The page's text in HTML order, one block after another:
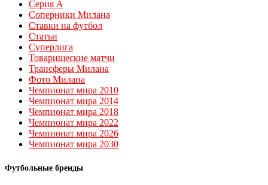
Серия А
Соперники Милана
Ставки на футбол
Статьи
Суперлига
Товарищеские матчи
Трансферы Милана
Фото Милана
Чемпионат мира 2010
Чемпионат мира 2014
Чемпионат мира 2018
Чемпионат мира 2022
Чемпионат мира 2026
Чемпионат мира 2030
Футбольные бренды